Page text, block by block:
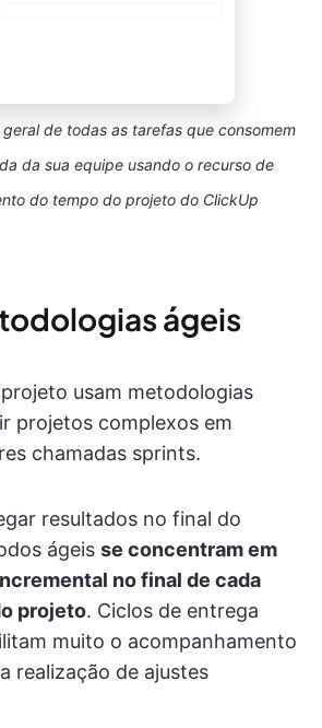
de todas as tarefas que consomem
da sua equipe usando o recurso de
do tempo do projeto do ClickUp
ágeis
usam metodologias
projetos complexos em
chamadas sprints.
resultados no final do
ágeis se concentram em
no final de cada
projeto. Ciclos de entrega
muito o acompanhamento
realização de ajustes